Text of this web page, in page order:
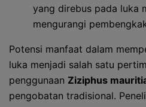
yang direbus pada luka
mengurangi
Potensi manfaat dalam
luka menjadi salah satu
penggunaan Ziziphus
pengobatan tradisional.